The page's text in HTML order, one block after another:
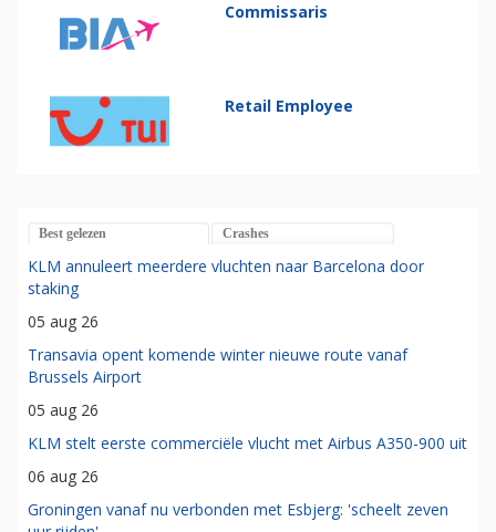
Commissaris
Retail Employee
Best gelezen Crashes
KLM annuleert meerdere vluchten naar Barcelona door
staking
05 aug 26
Transavia opent komende winter nieuwe route vanaf
Brussels Airport
05 aug 26
KLM stelt eerste commerciële vlucht met Airbus A350-900 uit
06 aug 26
Groningen vanaf nu verbonden met Esbjerg: 'scheelt zeven